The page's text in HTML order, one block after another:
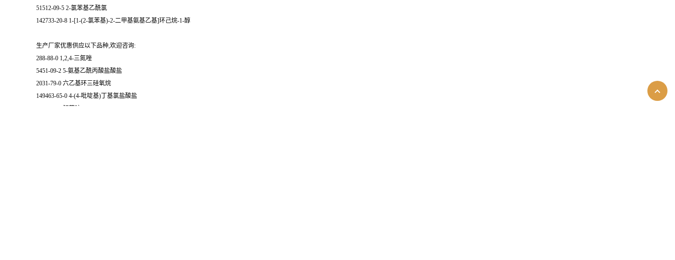
51512-09-5 2-氯苯基乙酰氯
142733-20-8 1-[1-(2-氯苯基)-2-二甲基氨基乙基]环己烷-1-醇
生产厂家优惠供应以下品种,欢迎咨询:
288-88-0 1,2,4-三氮唑
5451-09-2 5-氨基乙酰丙酸盐酸盐
2031-79-0 六乙基环三硅氧烷
149463-65-0 4-(4-吡啶基)丁基氯盐酸盐